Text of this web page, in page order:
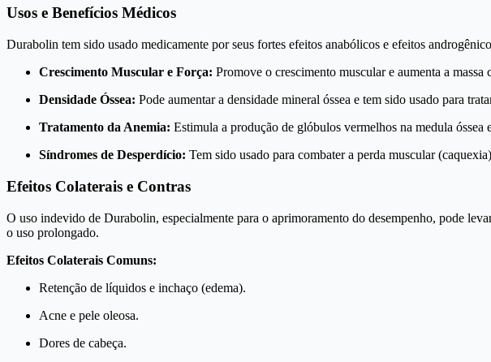
Usos e Benefícios Médicos
Durabolin tem sido usado medicamente por seus fortes efeitos anabólicos e efeitos
Crescimento Muscular e Força: Promove o crescimento muscular e aumenta a
Densidade Óssea: Pode aumentar a densidade mineral óssea e tem sido usado para
Tratamento da Anemia: Estimula a produção de glóbulos vermelhos na medula
Síndromes de Desperdício: Tem sido usado para combater a perda muscular
Efeitos Colaterais e Contras
O uso indevido de Durabolin, especialmente para o aprimoramento do desempenho, pode
o uso prolongado.
Efeitos Colaterais Comuns:
Retenção de líquidos e inchaço (edema).
Acne e pele oleosa.
Dores de cabeça.